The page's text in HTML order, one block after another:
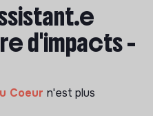
d'impacts -
Coeur n'est plus